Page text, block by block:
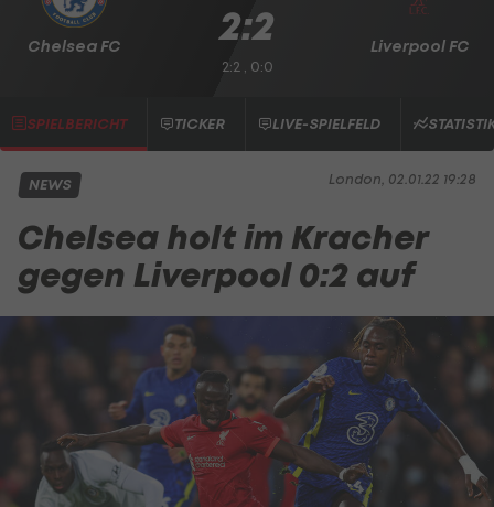
Chelsea FC Liverpool FC
2:2
2:2 , 0:0
SPIELBERICHT TICKER LIVE-SPIELFELD
London, 02.01.22 19:28
NEWS
Chelsea holt im Kracher
gegen Liverpool 0:2 auf